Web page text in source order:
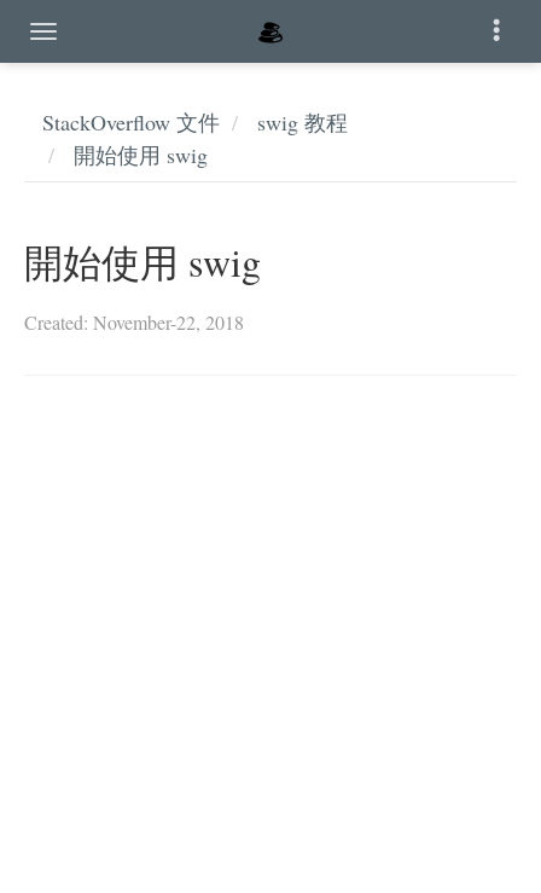
StackOverflow 文件
swig 教程
開始使用 swig
開始使用 swig
Created: November-22, 2018